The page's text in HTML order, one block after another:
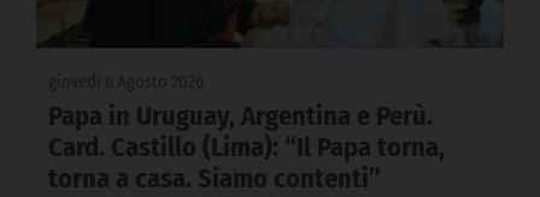
Papa in Uruguay, Argentina e Perù.
Card. Castillo (Lima): “Il Papa torna,
torna a casa. Siamo contenti”